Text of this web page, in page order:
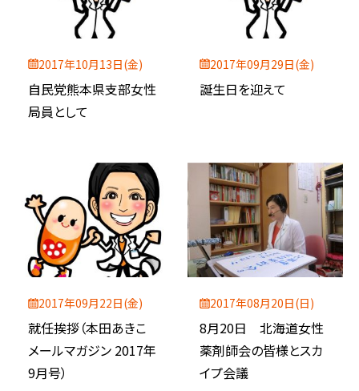
2017年10月13日(金)
自民党熊本県支部女性
局員として
2017年09月29日(金)
誕生日を迎えて
2017年09月22日(金)
就任挨拶（本田あきこ
メールマガジン 2017年
9月号）
2017年08月20日(日)
8月20日 北海道女性
薬剤師会の皆様とスカ
イプ会議